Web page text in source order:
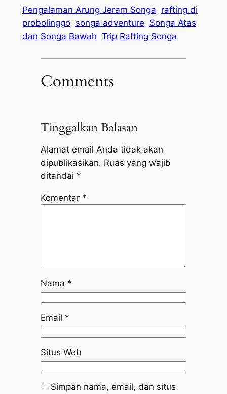
Pengalaman Arung Jeram Songa rafting di
probolinggo songa adventure Songa Atas
dan Songa Bawah Trip Rafting Songa
Comments
Tinggalkan Balasan
Alamat email Anda tidak akan
dipublikasikan. Ruas yang wajib
ditandai *
Komentar *
Nama *
Email *
Situs Web
Simpan nama, email, dan situs